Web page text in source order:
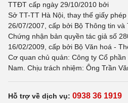
TTĐT cấp ngày 29/10/2010 bởi
Sở TT-TT Hà Nội, thay thế giấy
26/07/2007, cấp bởi Bộ Thông tin và
Chứng nhận bản quyền tác giả số
16/02/2009, cấp bởi Bộ Văn hoá -
Cơ quan chủ quản: Công ty Cổ
Nam. Chịu trách nhiệm: Ông Trần
Hỗ trợ về dịch vụ: 0938 36 1919